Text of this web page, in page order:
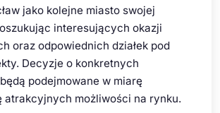
jako kolejne miasto swojej
interesujących okazji
oraz odpowiednich działek pod
Decyzje o konkretnych
podejmowane w miarę
atrakcyjnych możliwości na rynku.